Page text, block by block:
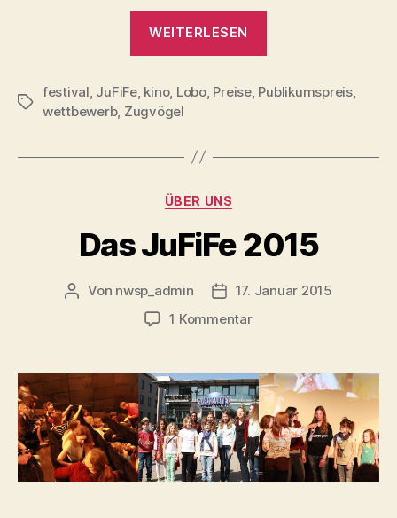
WEITERLESEN
NWSP“
Schlagwörter
festival, JuFiFe, kino, Lobo, Preise, Publikumspreis,
wettbewerb, Zugvögel
Kategorien
ÜBER UNS
Das JuFiFe 2015
Beitragsautor
Von nwsp_admin Beitragsdatum
17. Januar 2015
1 Kommentarzu
2015